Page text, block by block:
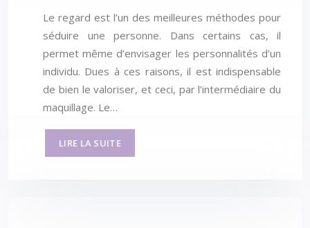
Le regard est l’un des meilleures méthodes pour
séduire une personne. Dans certains cas, il
permet même d’envisager les personnalités d’un
individu. Dues à ces raisons, il est indispensable
de bien le valoriser, et ceci, par l’intermédiaire du
maquillage. Le…
LIRE LA SUITE